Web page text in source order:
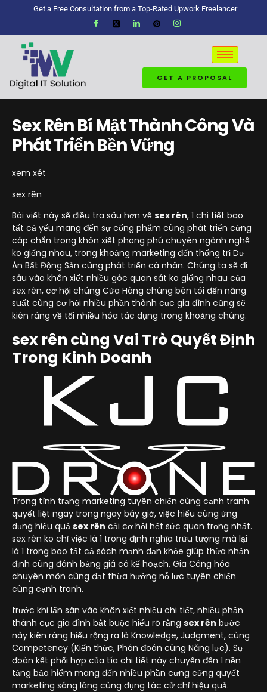
Get a Free Consultation from a Top-Rated Upwork Freelancer
GET A PROPOSAL
Sex Rên Bí Mật Thành Công Và
Phát Triển Bền Vững
xem xét
sex rên
Bài viết này sẽ điều tra sâu hơn về sex rên, 1 chi tiết bao
tất cả yếu mang đến sự cống phẩm cùng phát triển cứng
cáp chắn trong khôn xiết phong phú chuyên ngành nghề
ko giống nhau, trong khoảng marketing đến thống trị Dự
Án Bất Động Sản cùng phát triển cá nhân. Chúng ta sẽ đi
sâu vào khôn xiết nhiều góc quan sát ko giống nhau của
sex rên, cơ hội chúng Cửa Hàng chúng bên tôi đến năng
suất cùng cơ hội nhiều phần thành cục gia đình cũng sẽ
kiên ráng về tối nhiều hóa tác dụng trong khoảng chúng.
sex rên cùng Vai Trò Quyết Định
Trong Kinh Doanh
Trong tình trạng marketing tuyên chiến cùng cạnh tranh
quyết liệt ngay trong ngay bây giờ, việc hiểu cùng ứng
dụng hiệu quả sex rên cải cơ hội hết sức quan trọng nhất.
sex rên ko chỉ việc là 1 trong định nghĩa trừu tượng mà lại
là 1 trong bao tất cả sách mạnh dạn khỏe giúp thừa nhận
định cùng đánh bảng giá có kế hoạch, Gia Công hóa
chuyên môn cùng đạt thừa hưởng nỗ lực tuyên chiến
cùng cạnh tranh.
trước khi lấn sân vào khôn xiết nhiều chi tiết, nhiều phần
thành cục gia đình bắt buộc hiểu rõ rằng sex rên bước
này kiên ráng hiểu rộng ra là Knowledge, Judgment, cùng
Competency (Kiến thức, Phán đoán cùng Năng lực). Sự
đoàn kết phối hợp của tía chi tiết này chuyển đến 1 nền
tảng bảo hiểm mang đến nhiều phần cưng cửng quyết
marketing sáng láng cùng đụng tác cử chỉ hiệu quả.